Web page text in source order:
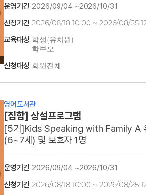
운영기간 2026/09/04 ~2026/10/31
신청기간 2026/08/18 10:00 ~ 2026/08/25
교육대상 학생(유치원)
학부모
(2020~2021년생)
신청대상 회원전체
영어도서관
[집합] 상설프로그램
[5기]Kids Speaking with Family A
(6~7세) 및 보호자 1명
운영기간 2026/09/04 ~2026/10/31
신청기간 2026/08/18 10:00 ~ 2026/08/25